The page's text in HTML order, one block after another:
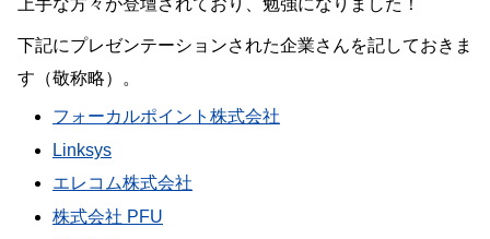
上手な方々が登壇されており、勉強になりました！
下記にプレゼンテーションされた企業さんを記しておきま
す（敬称略）。
フォーカルポイント株式会社
Linksys
エレコム株式会社
株式会社 PFU